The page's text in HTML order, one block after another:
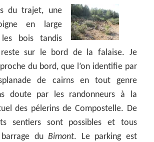
du trajet, une
en large
bois tandis
reste sur le bord de la falaise. Je
du bord, que l’on identifie par
de cairns en tout genre
doute par les randonneurs à la
des pélerins de Compostelle. De
sentiers sont possibles et tous
barrage duBimont. Le parking est